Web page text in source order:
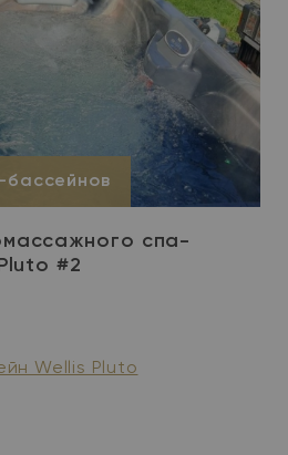
спа-
#2
Wellis Pluto